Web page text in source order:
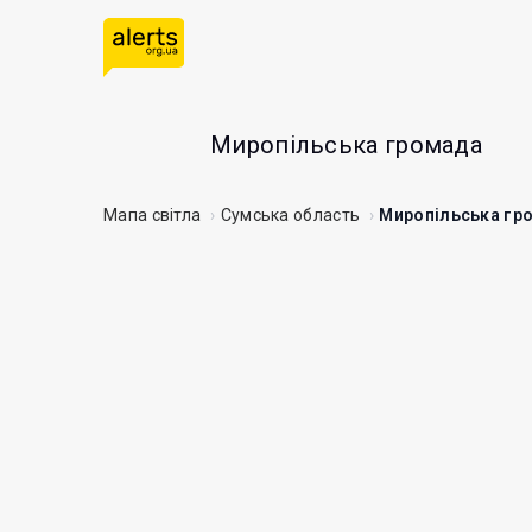
Миропільська громада
Мапа світла Сумська область Миропільська